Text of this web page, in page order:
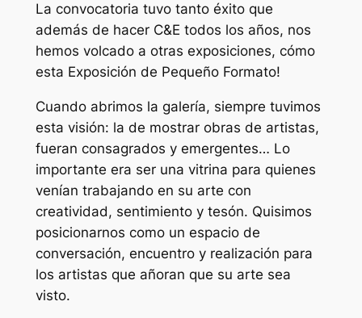
La convocatoria tuvo tanto éxito que
además de hacer C&E todos los años, nos
hemos volcado a otras exposiciones, cómo
esta Exposición de Pequeño Formato!
Cuando abrimos la galería, siempre tuvimos
esta visión: la de mostrar obras de artistas,
fueran consagrados y emergentes… Lo
importante era ser una vitrina para quienes
venían trabajando en su arte con
creatividad, sentimiento y tesón. Quisimos
posicionarnos como un espacio de
conversación, encuentro y realización para
los artistas que añoran que su arte sea
visto.